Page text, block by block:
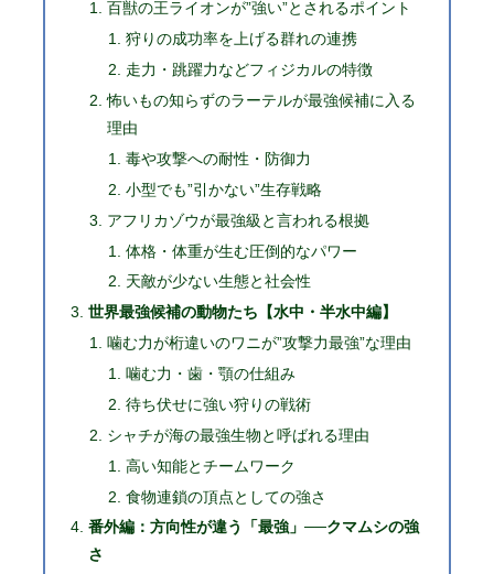
百獣の王ライオンが”強い”とされるポイント
狩りの成功率を上げる群れの連携
走力・跳躍力などフィジカルの特徴
怖いもの知らずのラーテルが最強候補に入る
理由
毒や攻撃への耐性・防御力
小型でも”引かない”生存戦略
アフリカゾウが最強級と言われる根拠
体格・体重が生む圧倒的なパワー
天敵が少ない生態と社会性
世界最強候補の動物たち【水中・半水中編】
噛む力が桁違いのワニが”攻撃力最強”な理由
噛む力・歯・顎の仕組み
待ち伏せに強い狩りの戦術
シャチが海の最強生物と呼ばれる理由
高い知能とチームワーク
食物連鎖の頂点としての強さ
番外編：方向性が違う「最強」──クマムシの強
さ